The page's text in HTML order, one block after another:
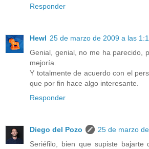
Responder
Hewl 25 de marzo de 2009 a las
Genial, genial, no me ha parecido,
mejoría.
Y totalmente de acuerdo con el
que por fin hace algo interesante.
Responder
Diego del Pozo
25 de marzo
Seriéfilo, bien que supiste bajarte